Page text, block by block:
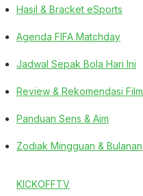
Hasil & Bracket eSports
Agenda FIFA Matchday
Jadwal Sepak Bola Hari Ini
Review & Rekomendasi Film
Panduan Sens & Aim
Zodiak Mingguan & Bulanan
KICKOFFTV